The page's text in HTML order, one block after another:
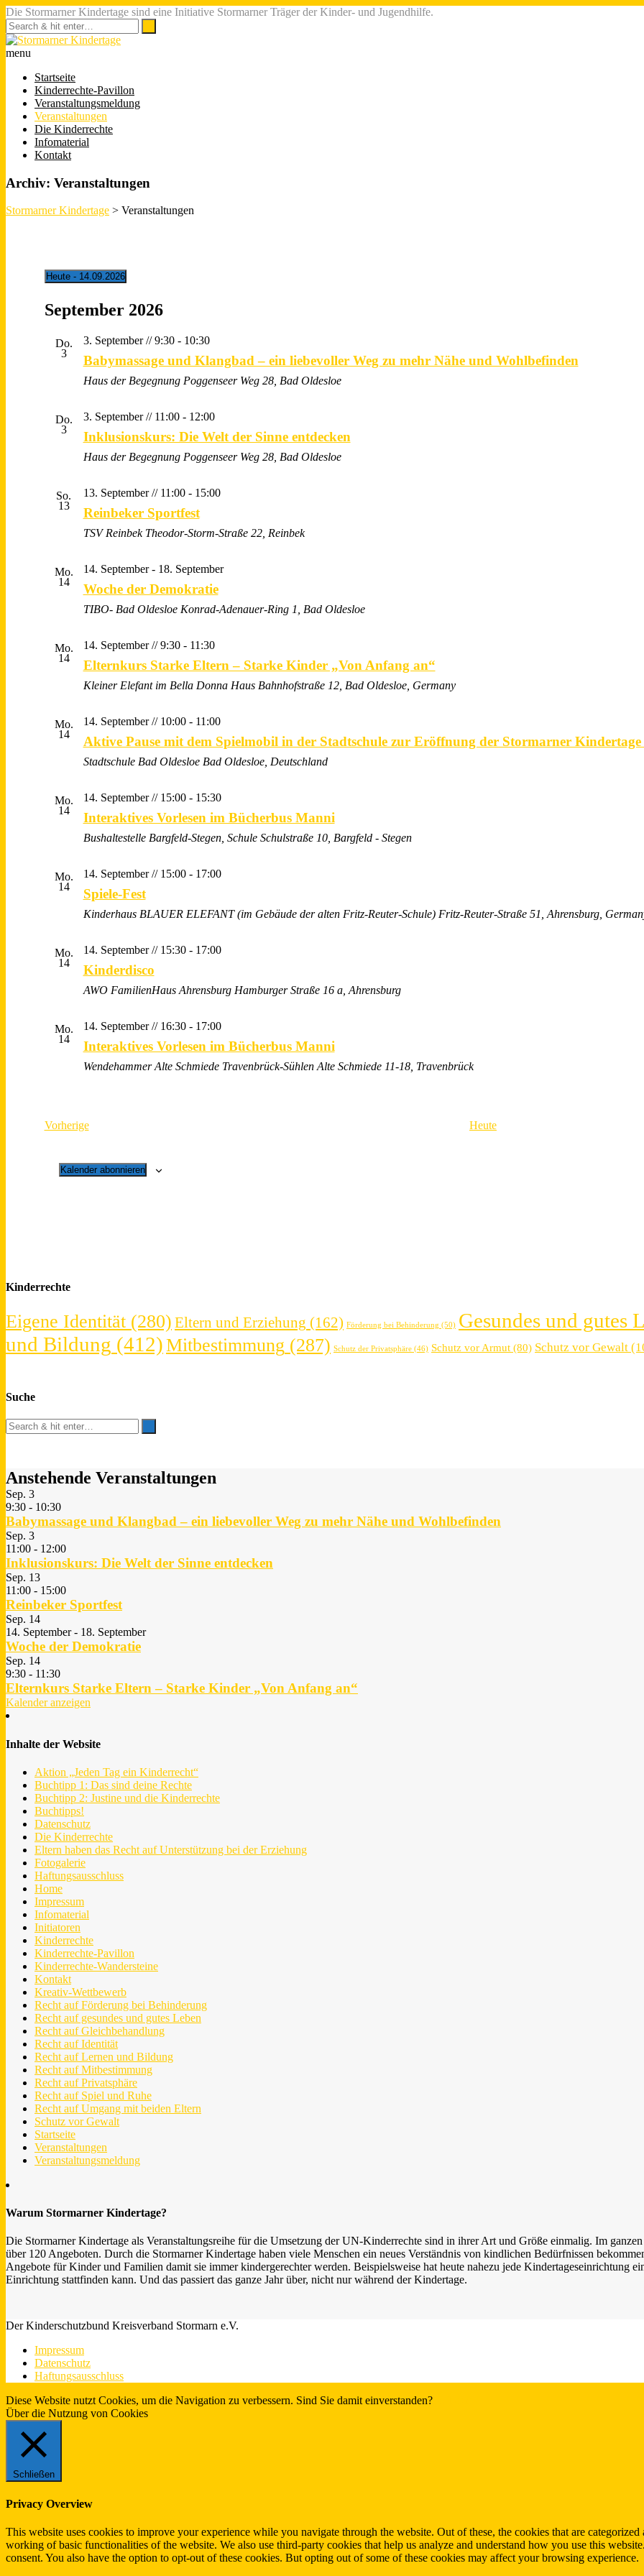
Die Stormarner Kindertage sind eine Initiative Stormarner Träger der Kinder- und Jugendhilfe.
menu
Startseite
Kinderrechte-Pavillon
Veranstaltungsmeldung
Veranstaltungen
Die Kinderrechte
Infomaterial
Kontakt
Archiv: Veranstaltungen
Stormarner Kindertage > Veranstaltungen
Heute - 14.09.2026
wählen.
September 2026
Do.
3
3. September // 9:30- 10:30
Babymassage und Klangbad – ein liebevoller Weg zu mehr Nähe und Wohlbefinden
Haus der Begegnung Poggenseer Weg 28, Bad Oldesloe
Do.
3
3. September // 11:00- 12:00
Inklusionskurs: Die Welt der Sinne entdecken
Haus der Begegnung Poggenseer Weg 28, Bad Oldesloe
So.
13
13. September // 11:00- 15:00
Reinbeker Sportfest
TSV Reinbek Theodor-Storm-Straße 22, Reinbek
Mo.
14
14. September- 18. September
Woche der Demokratie
TIBO- Bad Oldesloe Konrad-Adenauer-Ring 1, Bad Oldesloe
Mo.
14
14. September // 9:30- 11:30
Elternkurs Starke Eltern – Starke Kinder „Von Anfang an“
Kleiner Elefant im Bella Donna Haus Bahnhofstraße 12, Bad Oldesloe, Germany
Mo.
14
14. September // 10:00- 11:00
Aktive Pause mit dem Spielmobil in der Stadtschule zur Eröffnung der Stormarner Kindertage
Stadtschule Bad Oldesloe Bad Oldesloe, Deutschland
Mo.
14
14. September // 15:00- 15:30
Interaktives Vorlesen im Bücherbus Manni
Bushaltestelle Bargfeld-Stegen, Schule Schulstraße 10, Bargfeld - Stegen
Mo.
14
14. September // 15:00- 17:00
Spiele-Fest
Kinderhaus BLAUER ELEFANT (im Gebäude der alten Fritz-Reuter-Schule) Fritz-Reuter-Straße 51, Ahrensburg,
Mo.
14
14. September // 15:30- 17:00
Kinderdisco
AWO FamilienHaus Ahrensburg Hamburger Straße 16 a, Ahrensburg
Mo.
14
14. September // 16:30- 17:00
Interaktives Vorlesen im Bücherbus Manni
Wendehammer Alte Schmiede Travenbrück-SühlenAlte Schmiede 11-18, Travenbrück
VorherigeVeranstaltungen Heute
Kalender abonnieren
Kinderrechte
Eigene Identität (280) Eltern und Erziehung (162) Förderung bei Behinderung (50) Gesundes und gutes
und Bildung (412)Mitbestimmung (287) Schutz der Privatsphäre (46) Schutz vor Armut (80) Schutz vor Gewalt
Suche
Anstehende Veranstaltungen
Sep. 3
9:30 - 10:30
Babymassage und Klangbad – ein liebevoller Weg zu mehr Nähe und Wohlbefinden
Sep. 3
11:00 - 12:00
Inklusionskurs: Die Welt der Sinne entdecken
Sep. 13
11:00 - 15:00
Reinbeker Sportfest
Sep. 14
14. September- 18. September
Woche der Demokratie
Sep. 14
9:30 - 11:30
Elternkurs Starke Eltern – Starke Kinder „Von Anfang an“
Kalender anzeigen
Inhalte der Website
Aktion „Jeden Tag ein Kinderrecht“
Buchtipp 1: Das sind deine Rechte
Buchtipp 2: Justine und die Kinderrechte
Buchtipps!
Datenschutz
Die Kinderrechte
Eltern haben das Recht auf Unterstützung bei der Erziehung
Fotogalerie
Haftungsausschluss
Home
Impressum
Infomaterial
Initiatoren
Kinderrechte
Kinderrechte-Pavillon
Kinderrechte-Wandersteine
Kontakt
Kreativ-Wettbewerb
Recht auf Förderung bei Behinderung
Recht auf gesundes und gutes Leben
Recht auf Gleichbehandlung
Recht auf Identität
Recht auf Lernen und Bildung
Recht auf Mitbestimmung
Recht auf Privatsphäre
Recht auf Spiel und Ruhe
Recht auf Umgang mit beiden Eltern
Schutz vor Gewalt
Startseite
Veranstaltungen
Veranstaltungsmeldung
Warum Stormarner Kindertage?
Die Stormarner Kindertage als Veranstaltungsreihe für die Umsetzung der UN-Kinderrechte sind in ihrer Art und Größe einmalig. Im ganzen
über 120 Angeboten. Durch die Stormarner Kindertage haben viele Menschen ein neues Verständnis von kindlichen Bedürfnissen
Angebote für Kinder und Familien damit sie immer kindergerechter werden. Beispielsweise hat heute nahezu jede
Einrichtung stattfinden kann. Und das passiert das ganze Jahr über, nicht nur während der Kindertage.
Der Kinderschutzbund Kreisverband Stormarn e.V.
Impressum
Datenschutz
Haftungsausschluss
Diese Website nutzt Cookies, um die Navigation zu verbessern. Sind Sie damit einverstanden?
Über die Nutzung von Cookies
Schließen
Privacy Overview
This website uses cookies to improve your experience while you navigate through the website. Out of these, the cookies that are categorized
working of basic functionalities of the website. We also use third-party cookies that help us analyze and understand how you use this
consent. You also have the option to opt-out of these cookies. But opting out of some of these cookies may affect your browsing experience.